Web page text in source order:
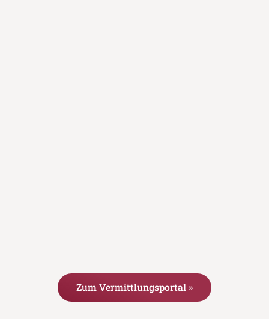
Zum Vermittlungsportal »